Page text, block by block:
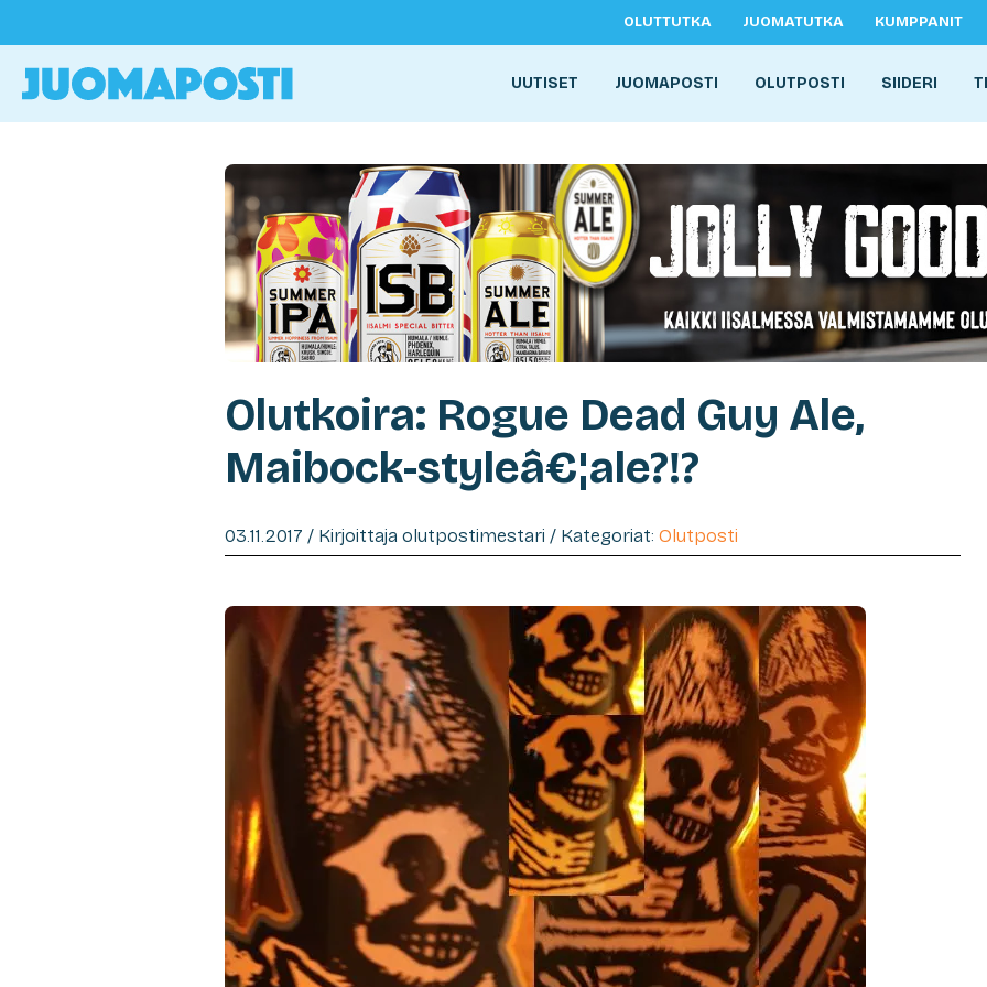
OLUTTUTKA JUOMATUTKA KUMPPANIT
UUTISET JUOMAPOSTI OLUTPOSTI SIIDERI
Olutkoira: Rogue Dead Guy Ale,
Maibock-styleâ€¦ale?!?
03.11.2017 / Kirjoittaja olutpostimestari / Kategoriat: Olutposti